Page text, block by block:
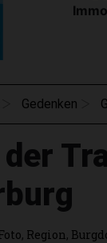
Gedenken
, Region,